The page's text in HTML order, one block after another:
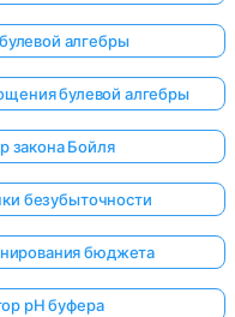
алгебры
булевой алгебры
закона Бойля
безубыточности
бюджета
pH буфера